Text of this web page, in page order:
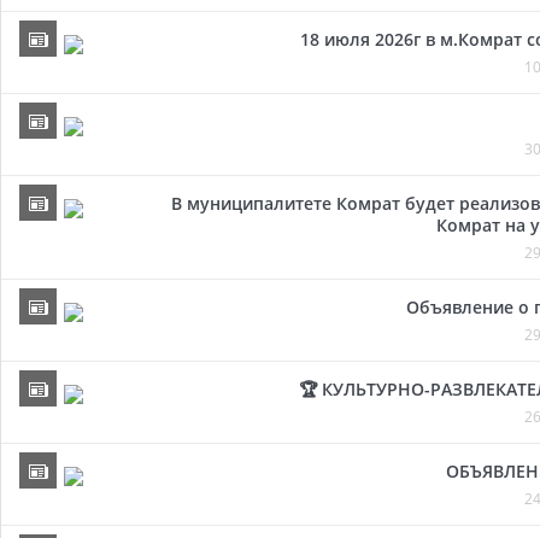
18 июля 2026г в м.Комрат
В муниципалитете Комрат будет
Комрат на
Объявление о
🏆 КУЛЬТУРНО-